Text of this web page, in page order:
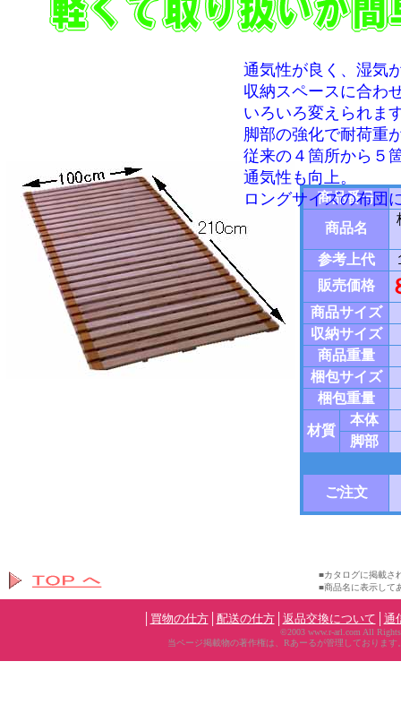
商品番号
商品名
参考上代
販売価格
商品サイズ
収納サイズ
商品重量
梱包サイズ
梱包重量
材質
本体
脚部
ご注文
通気性が良く、湿気
収納スペースに合わ
いろいろ変えられま
脚部の強化で耐荷重
従来の４箇所から５
通気性も向上。
ロングサイズの布団
買物の仕方│ 配送の仕方│ 返品交換について 通
©2003 www.r-arl.com All Rights
当ページ掲載物の著作権は、Rあーるが管理しておりま
■カタログに掲載さ
■商品名に表示して